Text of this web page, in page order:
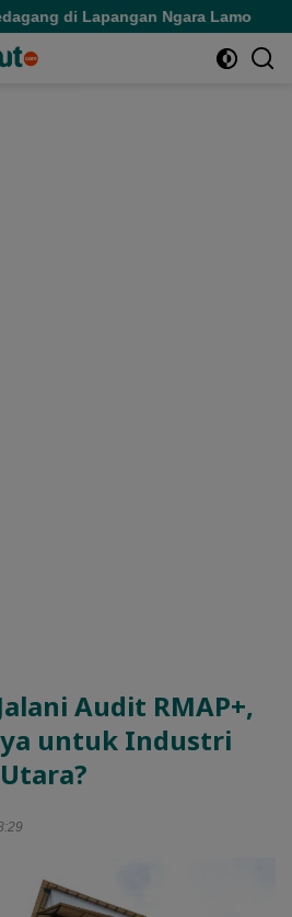
Lapangan Ngara Lamo
Audit RMAP+,
untuk Industri